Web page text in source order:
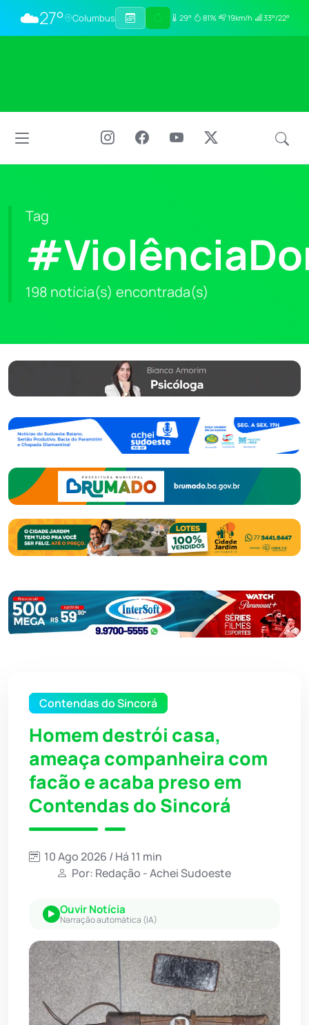
☁️27° Columbus 29° 81% 19km/h 33°/22°
Tag
198 notícia(s) encontrada(s)
Contendas do Sincorá
Homem destrói casa,
ameaça companheira com
facão e acaba preso em
Contendas do Sincorá
10 Ago 2026 / Há 11 min
Por: Redação - Achei Sudoeste
Ouvir Notícia
Narração automática (IA)